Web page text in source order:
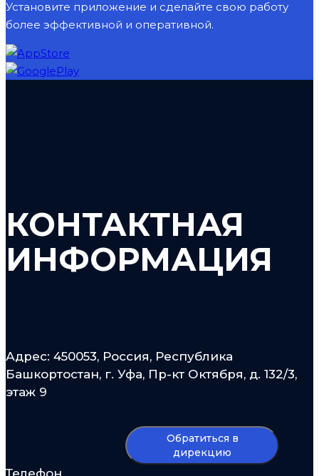
Установите приложение и сделайте свою работу
более эффективной и оперативной.
КОНТАКТНАЯ
ИНФОРМАЦИЯ
Адрес: 450053, Россия, Республика
Башкортостан, г. Уфа, Пр-кт Октября, д. 132/3,
этаж 9
Обратиться в
дирекцию
Телефон